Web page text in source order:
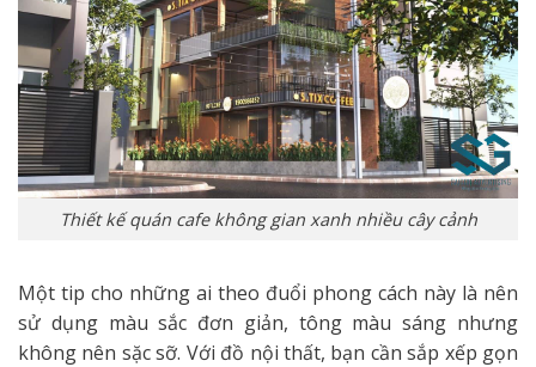
Thiết kế quán cafe không gian xanh nhiều cây cảnh
Một tip cho những ai theo đuổi phong cách này là nên
sử dụng màu sắc đơn giản, tông màu sáng nhưng
không nên sặc sỡ. Với đồ nội thất, bạn cần sắp xếp gọn